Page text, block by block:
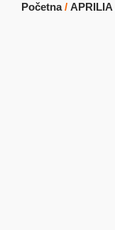
Početna/ APRILIA